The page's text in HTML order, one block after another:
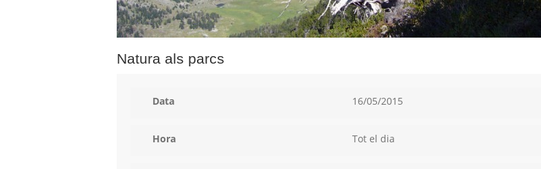
Natura als parcs
Data 16/05/2015
Hora Tot el dia